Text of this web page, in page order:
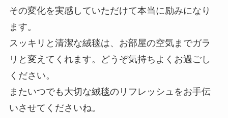
その変化を実感していただけて本当に励みになり
ます。
スッキリと清潔な絨毯は、お部屋の空気までガラ
リと変えてくれます。どうぞ気持ちよくお過ごし
ください。
またいつでも大切な絨毯のリフレッシュをお手伝
いさせてくださいね。